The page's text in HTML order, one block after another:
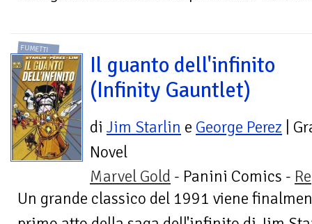
FUMETTI
Il guanto dell'infinito
(Infinity Gauntlet)
di Jim Starlin e George Perez |
Novel
Marvel Gold - Panini Comics -
Un grande classico del 1991 viene